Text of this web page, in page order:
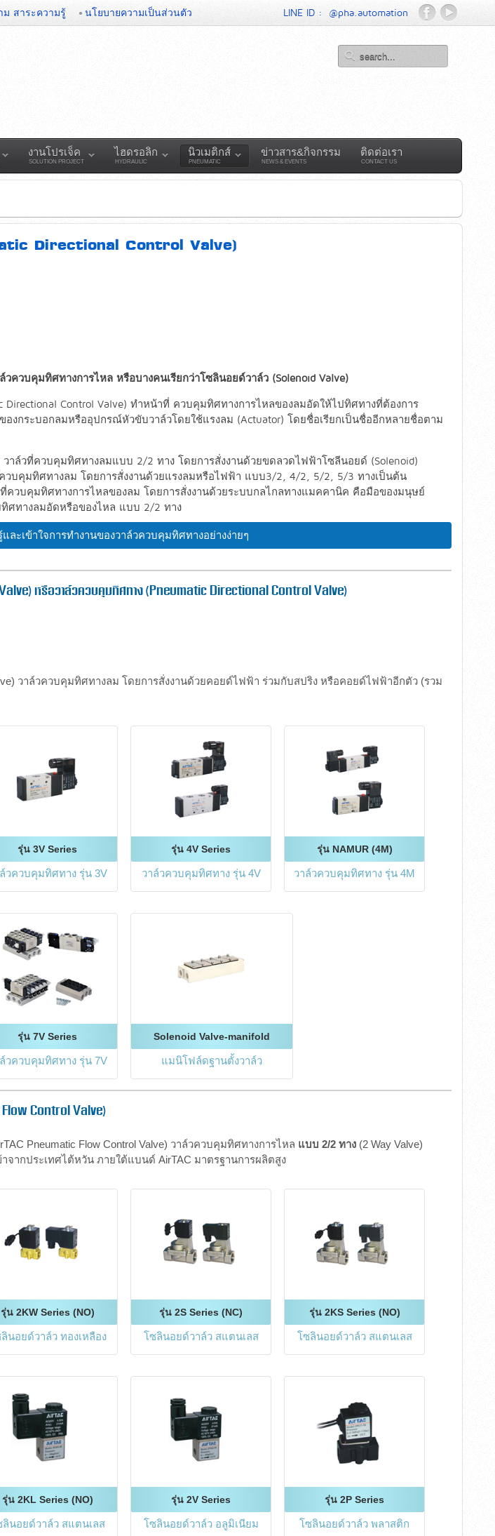
ม สาระความรู้ นโยบายความเป็นส่วนตัว LINE ID : @pha.automation
งานโปรเจ็ค
SOLUTION PROJECT
ไฮดรอลิก
HYDRAULIC
นิวเมติกส์
PNEUMATIC
ข่าวสาร&กิจกรรม
NEWS & EVENTS
ติดต่อเรา
CONTACT US
Directional Control Valve)
วควบคุมทิศทางการไหล หรือบางคนเรียกว่าโซลินอยด์วาล์ว (Solenoid Valve)
Directional Control Valve) ทำหน้าที่ ควบคุมทิศทางการไหลของลมอัดให้ไปทิศทางที่ต้องการ
งกระบอกลมหรืออุปกรณ์หัวขับวาล์วโดยใช้แรงลม (Actuator) โดยชื่อเรียกเป็นชื่ออีกหลายชื่อตาม
าล์วที่ควบคุมทิศทางลมแบบ 2/2 ทาง โดยการสั่งงานด้วยขดลวดไฟฟ้าโซลีนอยด์ (Solenoid)
บคุมทิศทางลม โดยการสั่งงานด้วยแรงลมหรือไฟฟ้า แบบ3/2, 4/2, 5/2, 5/3 ทางเป็นต้น
ควบคุมทิศทางการไหลของลม โดยการสั่งงานด้วยระบบกลไกลทางแมคคานิค คือมือของมนุษย์
ศทางลมอัดหรือของไหล แบบ 2/2 ทาง
ะเข้าใจการทำงานของวาล์วควบคุมทิศทางอย่างง่ายๆ
หรือวาล์วควบคุมทิศทาง (Pneumatic Directional Control Valve)
วาล์วควบคุมทิศทางลม โดยการสั่งงานด้วยคอยด์ไฟฟ้า ร่วมกับสปริง หรือคอยด์ไฟฟ้าอีกตัว (รวม
รุ่น 3V Series
วควบคุมทิศทาง รุ่น 3V
รุ่น 4V Series
วาล์วควบคุมทิศทาง รุ่น 4V
รุ่น NAMUR (4M)
วาล์วควบคุมทิศทาง รุ่น 4M
รุ่น 7V Series
วควบคุมทิศทาง รุ่น 7V
Solenoid Valve-manifold
แมนิโฟล์ดฐานตั้งวาล์ว
Flow Control Valve)
Pneumatic Flow Control Valve) วาล์วควบคุมทิศทางการไหล แบบ 2/2 ทาง (2 Way Valve)
ากประเทศไต้หวัน ภายใต้แบนด์ AirTAC มาตรฐานการผลิตสูง
รุ่น 2KW Series (NO)
นอยด์วาล์ว ทองเหลือง
รุ่น 2S Series (NC)
โซลินอยด์วาล์ว สแตนเลส
รุ่น 2KS Series (NO)
โซลินอยด์วาล์ว สแตนเลส
รุ่น 2KL Series (NO)
ลินอยด์วาล์ว สแตนเลส
รุ่น 2V Series
โซลินอยด์วาล์ว อลูมิเนียม
รุ่น 2P Series
โซลินอยด์วาล์ว พลาสติก